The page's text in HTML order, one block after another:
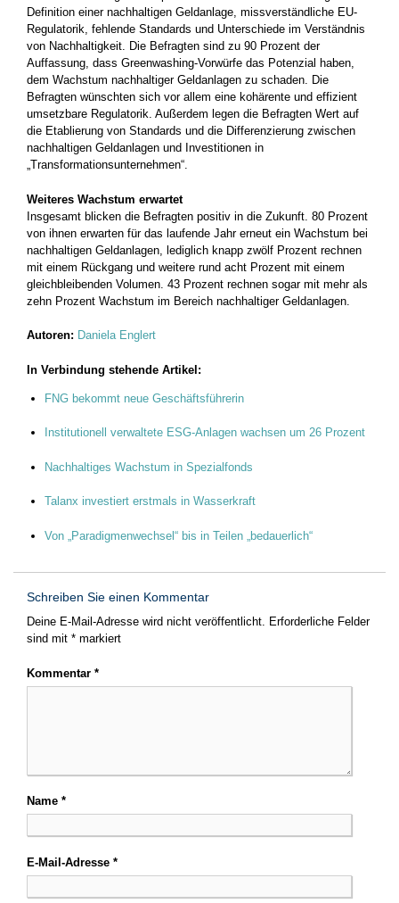
Definition einer nachhaltigen Geldanlage, missverständliche EU-
Regulatorik, fehlende Standards und Unterschiede im Verständnis
von Nachhaltigkeit. Die Befragten sind zu 90 Prozent der
Auffassung, dass Greenwashing-Vorwürfe das Potenzial haben,
dem Wachstum nachhaltiger Geldanlagen zu schaden. Die
Befragten wünschten sich vor allem eine kohärente und effizient
umsetzbare Regulatorik. Außerdem legen die Befragten Wert auf
die Etablierung von Standards und die Differenzierung zwischen
nachhaltigen Geldanlagen und Investitionen in
„Transformationsunternehmen“.
Weiteres Wachstum erwartet
Insgesamt blicken die Befragten positiv in die Zukunft. 80 Prozent
von ihnen erwarten für das laufende Jahr erneut ein Wachstum bei
nachhaltigen Geldanlagen, lediglich knapp zwölf Prozent rechnen
mit einem Rückgang und weitere rund acht Prozent mit einem
gleichbleibenden Volumen. 43 Prozent rechnen sogar mit mehr als
zehn Prozent Wachstum im Bereich nachhaltiger Geldanlagen.
Autoren: Daniela Englert
In Verbindung stehende Artikel:
FNG bekommt neue Geschäftsführerin
Institutionell verwaltete ESG-Anlagen wachsen um 26 Prozent
Nachhaltiges Wachstum in Spezialfonds
Talanx investiert erstmals in Wasserkraft
Von „Paradigmenwechsel“ bis in Teilen „bedauerlich“
Schreiben Sie einen Kommentar
Deine E-Mail-Adresse wird nicht veröffentlicht. Erforderliche Felder
sind mit * markiert
Kommentar *
Name *
E-Mail-Adresse *